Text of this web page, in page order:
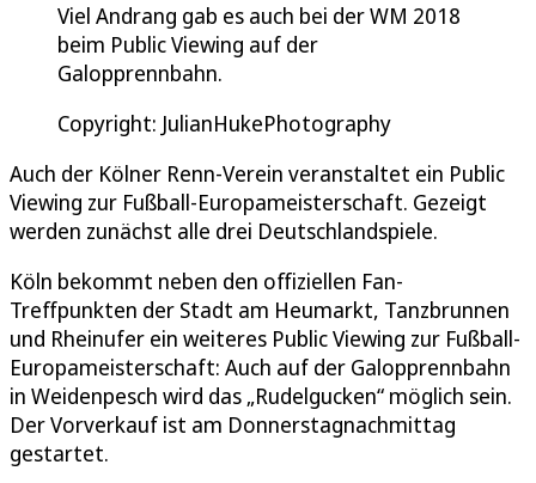
Viel Andrang gab es auch bei der WM 2018
beim Public Viewing auf der
Galopprennbahn.
Copyright: JulianHukePhotography
Auch der Kölner Renn-Verein veranstaltet ein Public
Viewing zur Fußball-Europameisterschaft. Gezeigt
werden zunächst alle drei Deutschlandspiele.
Köln bekommt neben den offiziellen Fan-
Treffpunkten der Stadt am Heumarkt, Tanzbrunnen
und Rheinufer ein weiteres Public Viewing zur Fußball-
Europameisterschaft: Auch auf der Galopprennbahn
in Weidenpesch wird das „Rudelgucken“ möglich sein.
Der Vorverkauf ist am Donnerstagnachmittag
gestartet.